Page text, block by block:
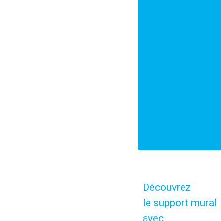
Découvrez
le support mural
avec